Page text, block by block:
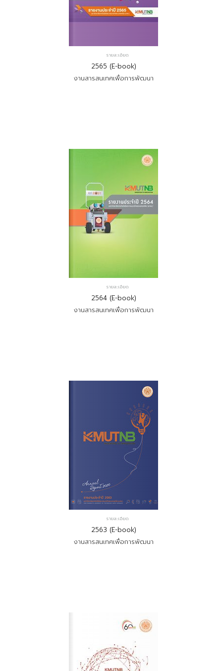
รายละเอียด
2565 (E-book)
งานสารสนเทศเพื่อการพัฒนา
รายละเอียด
2564 (E-book)
งานสารสนเทศเพื่อการพัฒนา
รายละเอียด
2563 (E-book)
งานสารสนเทศเพื่อการพัฒนา